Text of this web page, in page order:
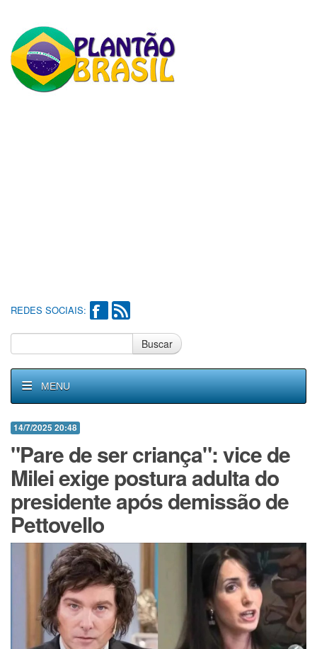
REDES SOCIAIS:
Buscar
MENU
14/7/2025 20:48
"Pare de ser criança": vice de
Milei exige postura adulta do
presidente após demissão de
Pettovello